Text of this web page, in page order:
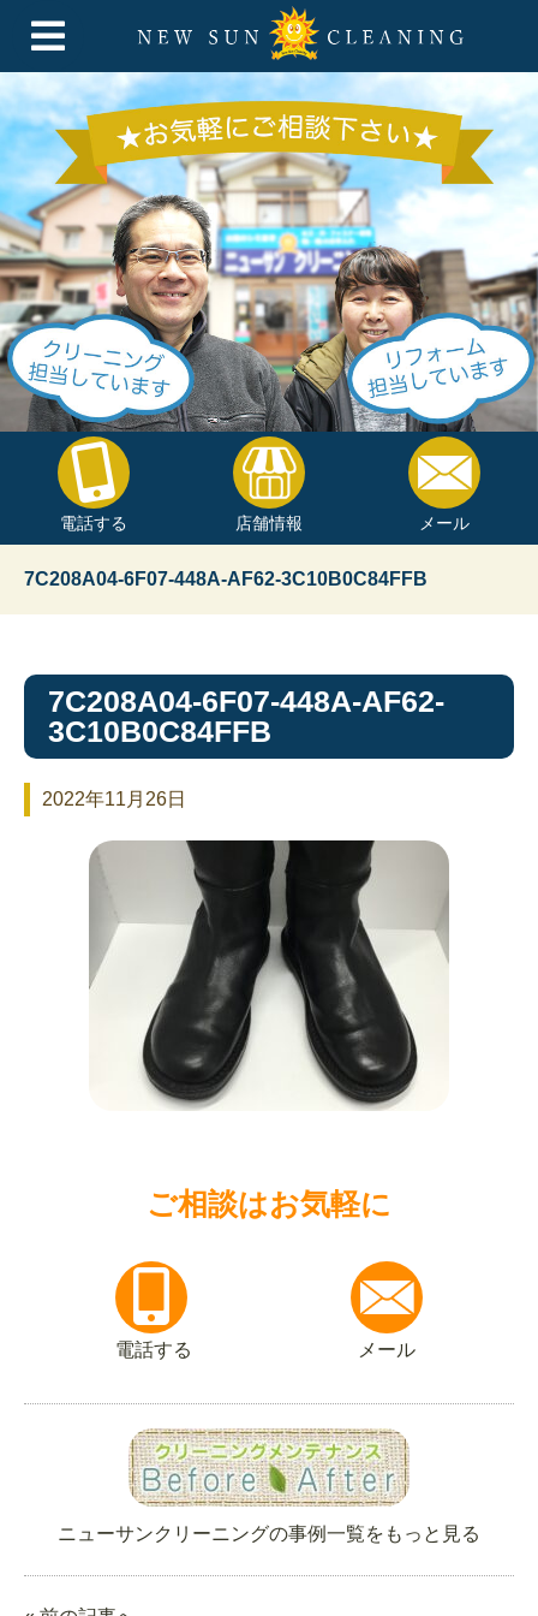
電話する 店舗情報 メール
7C208A04-6F07-448A-AF62-3C10B0C84FFB
7C208A04-6F07-448A-AF62-
3C10B0C84FFB
2022年11月26日
ご相談はお気軽に
電話する メール
ニューサンクリーニングの事例一覧をもっと見る